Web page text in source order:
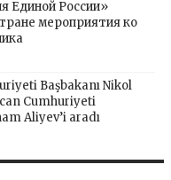
Единой России»
мероприятия ко
Başbakanı Nikol
Cumhuriyeti
Aliyev’i aradı